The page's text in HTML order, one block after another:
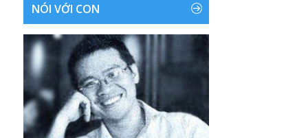
NÓI VỚI CON